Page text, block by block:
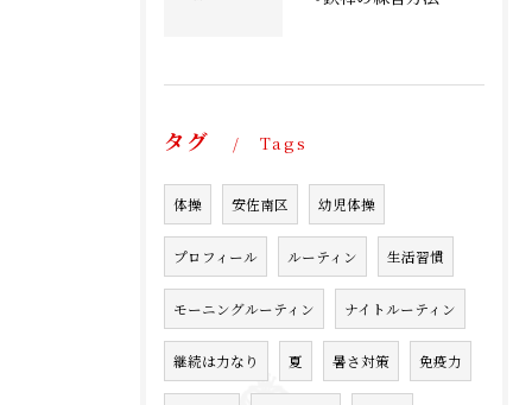
タグ Tags
体操 安佐南区 幼児体操
プロフィール ルーティン 生活習慣
モーニングルーティン ナイトルーティン
継続は力なり 夏 暑さ対策 免疫力